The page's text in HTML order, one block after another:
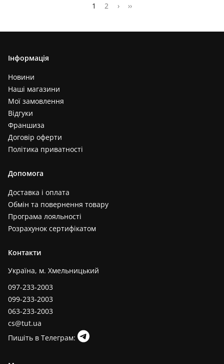
1
2 › ››
Інформація
Новини
Наші магазини
Мої замовлення
Відгуки
Франшиза
Договір оферти
Політика приватності
Допомога
Доставка і оплата
Обмін та повернення товару
Програма лояльності
Розрахунок сертифікатом
Контакти
Україна, м. Хмельницький
097-233-2003
099-233-2003
063-233-2003
cs@tut.ua
Пишіть в Телеграм: